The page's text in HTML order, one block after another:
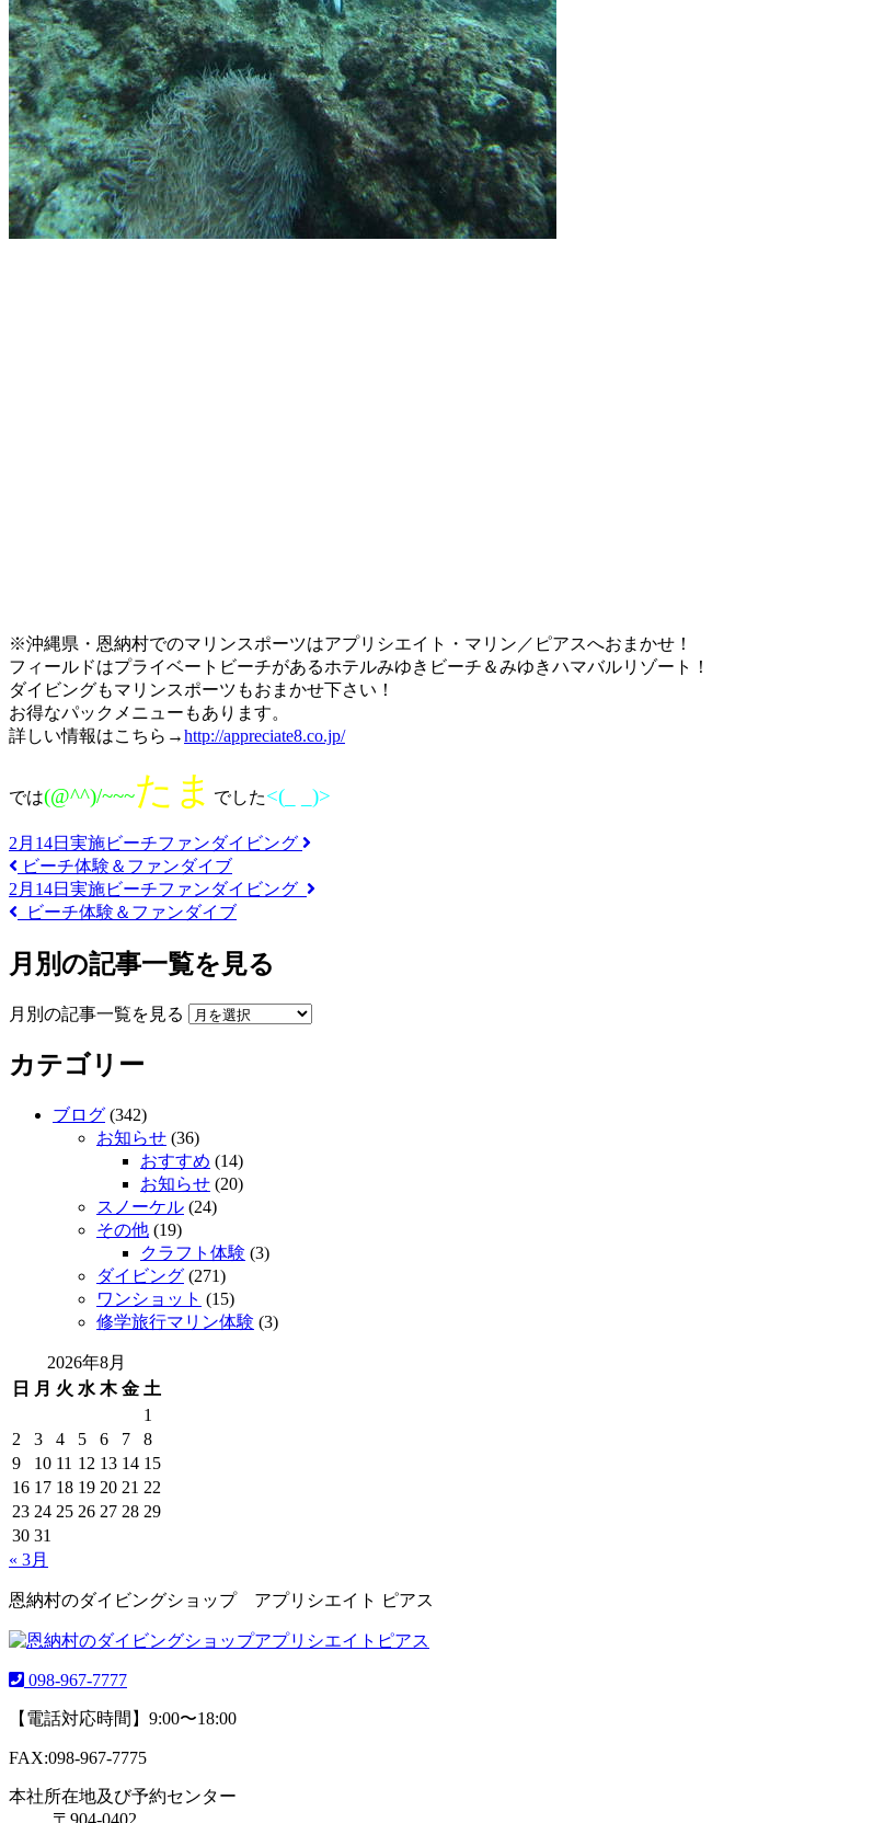
※沖縄県・恩納村でのマリンスポーツはアプリシエイト・マリン／ピアスへおまかせ！
フィールドはプライベートビーチがあるホテルみゆきビーチ＆みゆきハマバルリゾート！
ダイビングもマリンスポーツもおまかせ下さい！
お得なパックメニューもあります。
詳しい情報はこちら→http://appreciate8.co.jp/
では(@^^)/~~~たま でした<(_ _)>
2月14日実施ビーチファンダイビング
ビーチ体験＆ファンダイブ
2月14日実施ビーチファンダイビング
ビーチ体験＆ファンダイブ
月別の記事一覧を見る
月別の記事一覧を見る
カテゴリー
ブログ (342)
お知らせ (36)
おすすめ (14)
お知らせ (20)
スノーケル (24)
その他 (19)
クラフト体験 (3)
ダイビング (271)
ワンショット (15)
修学旅行マリン体験 (3)
2026年8月
日
月 火 水 木 金 土
1
2
3 4 5 6 7
8
9
10 11 12 13 14 15
16 17 18 19 20 21 22
23 24 25 26 27 28 29
30 31
« 3月
恩納村のダイビングショップ アプリシエイト ピアス
098-967-7777
【電話対応時間】9:00〜18:00
FAX:098-967-7775
本社所在地及び予約センター